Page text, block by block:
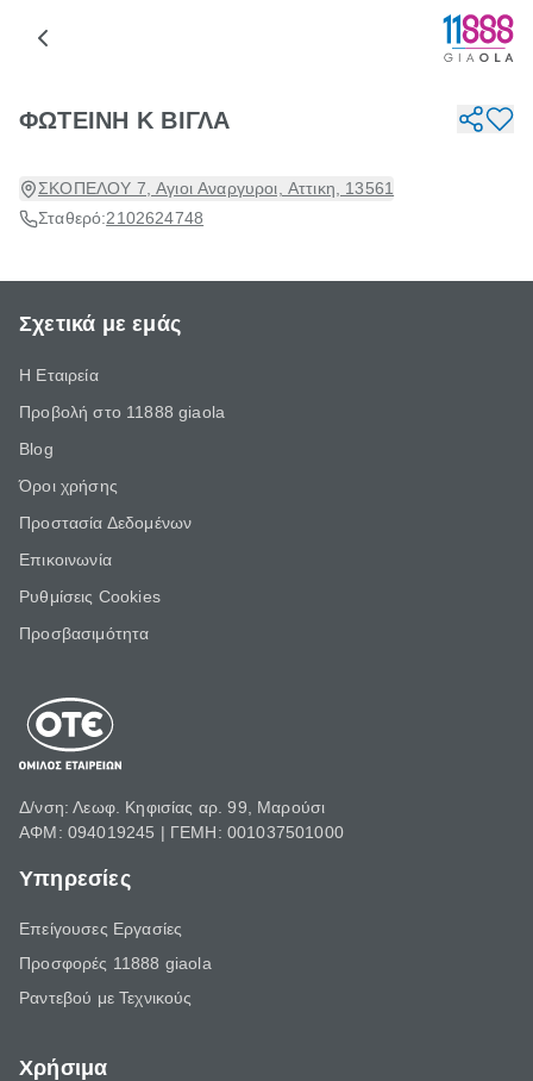
ΦΩΤΕΙΝΗ Κ ΒΙΓΛΑ
ΣΚΟΠΕΛΟΥ 7, Αγιοι Αναργυροι, Αττικη, 13561
Σταθερό:2102624748
Σχετικά με εμάς
Η Εταιρεία
Προβολή στο 11888 giaola
Blog
Όροι χρήσης
Προστασία Δεδομένων
Επικοινωνία
Ρυθμίσεις Cookies
Προσβασιμότητα
Δ/νση: Λεωφ. Κηφισίας αρ. 99, Μαρούσι
ΑΦΜ: 094019245 | ΓΕΜΗ: 001037501000
Υπηρεσίες
Επείγουσες Εργασίες
Προσφορές 11888 giaola
Ραντεβού με Τεχνικούς
Χρήσιμα